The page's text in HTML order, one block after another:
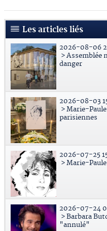
Les articles liés
2026-08-06
> Assemblée
danger
2026-08-03
> Marie-
parisiennes
2026-07-25
> Marie-
2026-07-24
> Barbara
"annulé"